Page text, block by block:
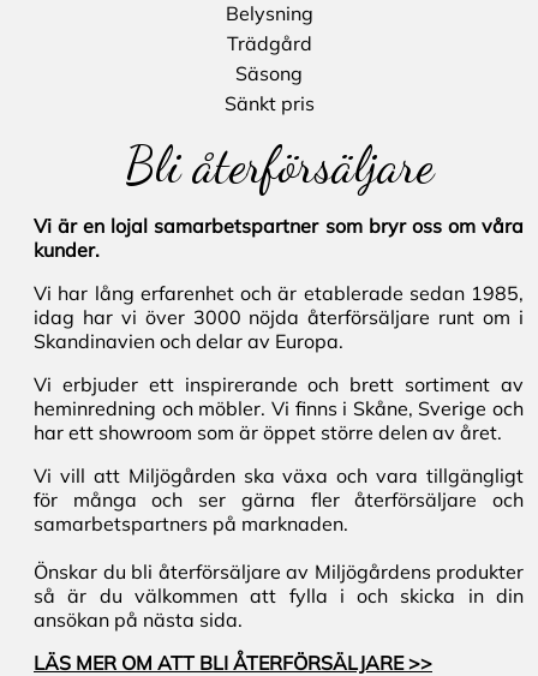
Belysning
Trädgård
Säsong
Sänkt pris
Bli återförsäljare
Vi är en lojal samarbetspartner som bryr oss om våra
kunder.
Vi har lång erfarenhet och är etablerade sedan 1985,
idag har vi över 3000 nöjda återförsäljare runt om i
Skandinavien och delar av Europa.
Vi erbjuder ett inspirerande och brett sortiment av
heminredning och möbler. Vi finns i Skåne, Sverige och
har ett showroom som är öppet större delen av året.
Vi vill att Miljögården ska växa och vara tillgängligt
för många och ser gärna fler återförsäljare och
samarbetspartners på marknaden.
Önskar du bli återförsäljare av Miljögårdens produkter
så är du välkommen att fylla i och skicka in din
ansökan på nästa sida.
LÄS MER OM ATT BLI ÅTERFÖRSÄLJARE >>